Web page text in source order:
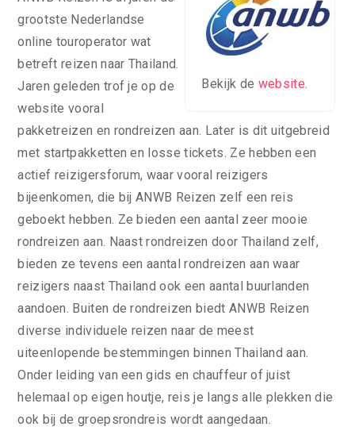
Bekijk de website.
grootste Nederlandse
online touroperator wat
betreft reizen naar Thailand.
Jaren geleden trof je op de
website vooral
pakketreizen en rondreizen aan. Later is dit uitgebreid
met startpakketten en losse tickets. Ze hebben een
actief reizigersforum, waar vooral reizigers
bijeenkomen, die bij ANWB Reizen zelf een reis
geboekt hebben. Ze bieden een aantal zeer mooie
rondreizen aan. Naast rondreizen door Thailand zelf,
bieden ze tevens een aantal rondreizen aan waar
reizigers naast Thailand ook een aantal buurlanden
aandoen. Buiten de rondreizen biedt ANWB Reizen
diverse individuele reizen naar de meest
uiteenlopende bestemmingen binnen Thailand aan.
Onder leiding van een gids en chauffeur of juist
helemaal op eigen houtje, reis je langs alle plekken die
ook bij de groepsrondreis wordt aangedaan.